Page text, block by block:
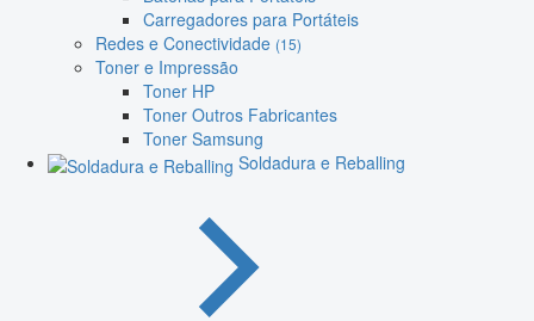
Carregadores para Portáteis
Redes e Conectividade (15)
Toner e Impressão
Toner HP
Toner Outros Fabricantes
Toner Samsung
Soldadura e Reballing